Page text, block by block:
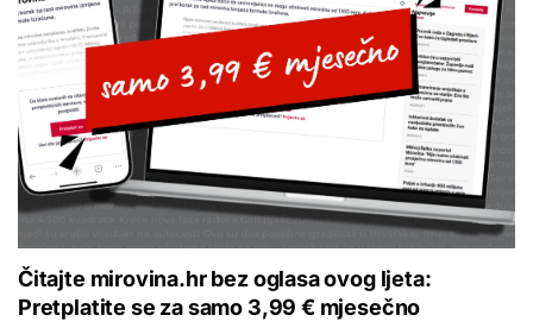
Čitajte mirovina.hr bez oglasa ovog ljeta:
Pretplatite se za samo 3,99 € mjesečno